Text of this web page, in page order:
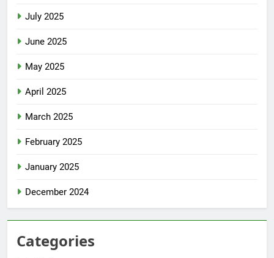
July 2025
June 2025
May 2025
April 2025
March 2025
February 2025
January 2025
December 2024
Categories